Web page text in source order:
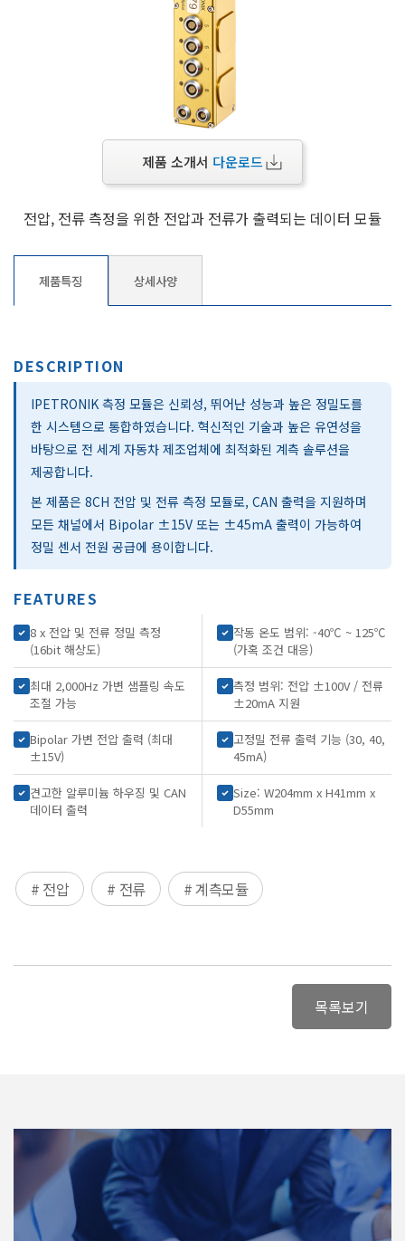
제품 소개서 다운로드
전압, 전류 측정을 위한 전압과 전류가 출력되는 데이터 모듈
제품특징 상세사양
DESCRIPTION
IPETRONIK 측정 모듈은 신뢰성, 뛰어난 성능과 높은 정밀도를
한 시스템으로 통합하였습니다. 혁신적인 기술과 높은 유연성을
바탕으로 전 세계 자동차 제조업체에 최적화된 계측 솔루션을
제공합니다.
본 제품은 8CH 전압 및 전류 측정 모듈로, CAN 출력을 지원하며
모든 채널에서 Bipolar ±15V 또는 ±45mA 출력이 가능하여
정밀 센서 전원 공급에 용이합니다.
FEATURES
8 x 전압 및 전류 정밀 측정
(16bit 해상도)
작동 온도 범위: -40℃ ~ 125℃
(가혹 조건 대응)
최대 2,000Hz 가변 샘플링 속도
조절 가능
측정 범위: 전압 ±100V / 전류
±20mA 지원
Bipolar 가변 전압 출력 (최대
±15V)
고정밀 전류 출력 기능 (30, 40,
45mA)
견고한 알루미늄 하우징 및 CAN
데이터 출력
Size: W204mm x H41mm x
D55mm
# 전압 # 전류 # 계측모듈
목록보기